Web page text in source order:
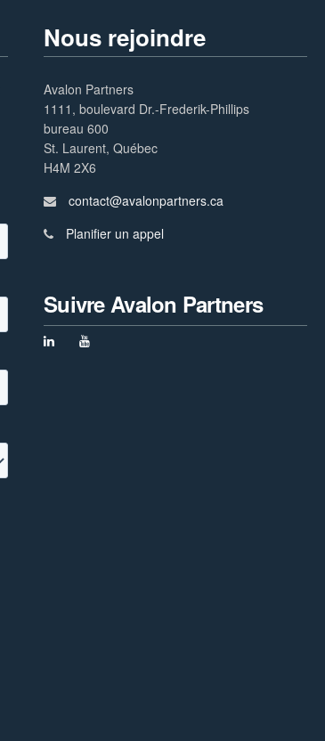
Nous rejoindre
Avalon Partners
1111, boulevard Dr.-Frederik-Phillips
bureau 600
St. Laurent, Québec
H4M 2X6
contact@avalonpartners.ca
Planifier un appel
Suivre Avalon Partners